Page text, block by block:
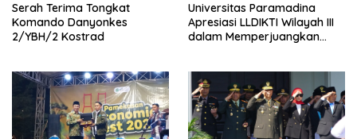
Serah Terima Tongkat
Komando Danyonkes
2/YBH/2 Kostrad
Universitas Paramadina
Apresiasi LLDIKTI Wilayah III
dalam Memperjuangkan